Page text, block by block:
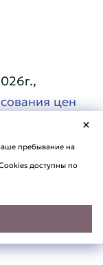
цен
×
пребывание на
доступны по